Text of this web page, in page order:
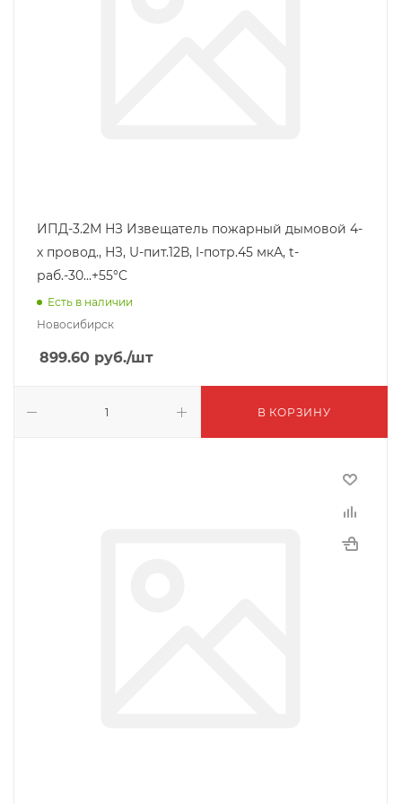
ИПД-3.2М НЗ Извещатель пожарный дымовой 4-
х провод., НЗ, U-пит.12В, I-потр.45 мкА, t-
раб.-30...+55°C
Есть в наличии
Новосибирск
899.60 руб./шт
В КОРЗИНУ